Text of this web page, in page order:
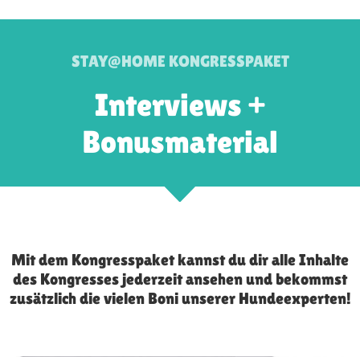
STAY@HOME KONGRESSPAKET
Interviews +
Bonusmaterial
Mit dem Kongresspaket kannst du dir alle Inhalte
des Kongresses jederzeit ansehen und bekommst
zusätzlich die vielen Boni unserer Hundeexperten!